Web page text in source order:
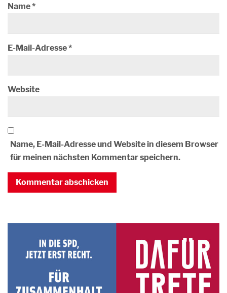
Name*
E-Mail-Adresse*
Website
Name, E-Mail-Adresse und Website in diesem Browser
für meinen nächsten Kommentar speichern.